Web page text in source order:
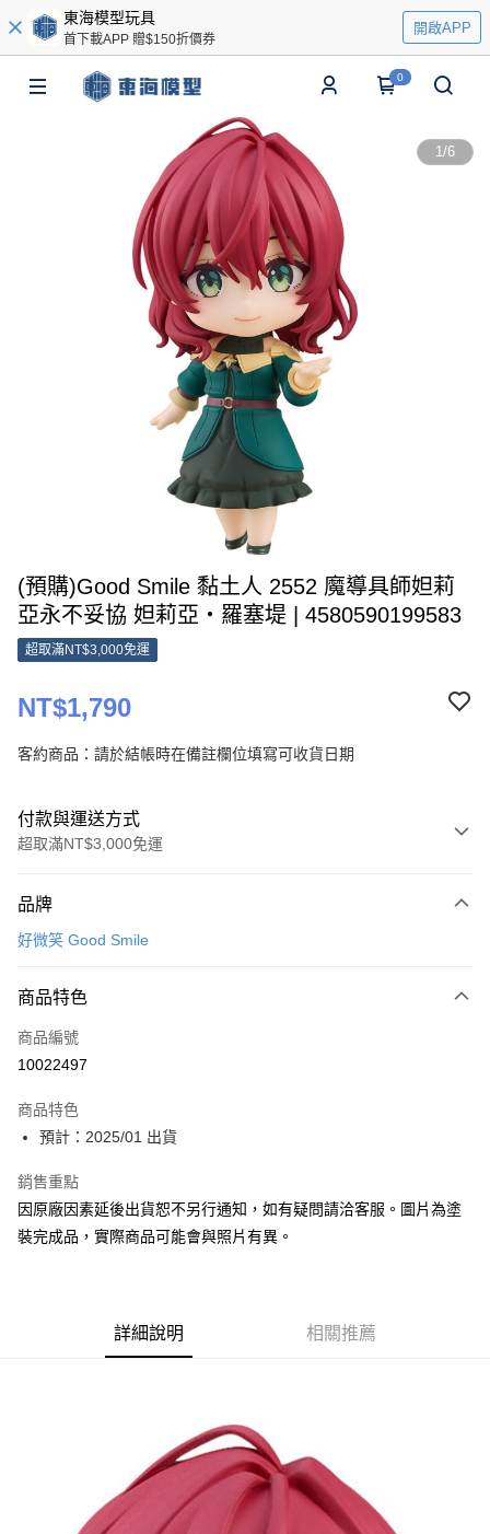
東海模型玩具
首下載APP 贈$150折價券
開啟APP
0
1/6
(預購)Good Smile 黏土人 2552 魔導具師妲莉
亞永不妥協 妲莉亞‧羅塞堤 | 4580590199583
超取滿NT$3,000免運
NT$1,790
客約商品：請於結帳時在備註欄位填寫可收貨日期
付款與運送方式
超取滿NT$3,000免運
信用卡一次付款
Apple Pay
Google Pay
大哥付你分期
相關說明
【大哥付你分期使用說明】
1.本服務由台灣大哥大提供，台灣大哥大用戶可立即使用無須另外申請。
2.付款方式選擇「大哥付你分期」，訂單成立後會自動跳轉到大哥付的交易
流程，驗證手機門號後，選擇欲分期的期數、繳款截止日，確認付款後即完
法說明評估內容。
帳／街口支付／iPASS MONEY」等通路繳費。
1.本服務係由「台灣大哥大股份有限公司」（以下簡稱本公司）所提供，讓
用戶於交易時，得透過本服務購買商品或服務，並由商店將買賣／分期付款
買賣價金債權讓與本公司後，依約使用本公司帳單繳交帳款。
ATM付款
運送方式
預購-付款後全家取貨(舊)
每筆NT$90，滿NT$3,000(含以上)免運費
預購-付款後7-11取貨(舊)
每筆NT$90，滿NT$3,000(含以上)免運費
品牌
好微笑 Good Smile
商品特色
商品編號
10022497
商品特色
預計：2025/01 出貨
銷售重點
因原廠因素延後出貨恕不另行通知，如有疑問請洽客服。圖片為塗
裝完成品，實際商品可能會與照片有異。
詳細說明 相關推薦